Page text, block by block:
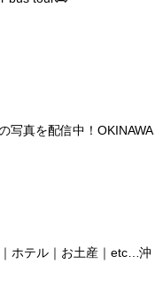
写真を配信中！OKINAWA
ホテル｜お土産｜etc…沖